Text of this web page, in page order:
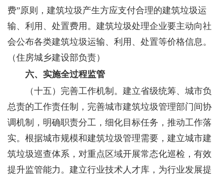
费”原则，建筑垃圾产生方应支付合理的建筑垃圾运
输、利用、处置费用。建筑垃圾处理企业要主动向社
会公布各类建筑垃圾运输、利用、处置等价格信息。
（住房城乡建设部负责）
六、实施全过程监管
（十五）完善工作机制。 建立省级统筹、城市负
总责的工作责任制，完善城市建筑垃圾管理部门间协
调机制，明确职责分工，细化目标任务，推动工作落
实。根据城市规模和建筑垃圾管理需要，建立城市建
筑垃圾巡查体系，对重点区域开展常态化巡检，有效
提升监管能力。建立行业技术人才库，为行业发展提